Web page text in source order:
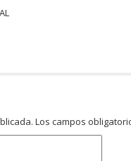
Los campos